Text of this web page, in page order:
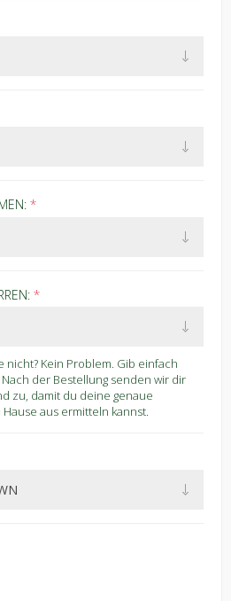
*
*
nicht? Kein Problem. Gib einfach
der Bestellung senden wir dir
zu, damit du deine genaue
aus ermitteln kannst.